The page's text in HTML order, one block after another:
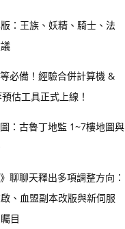
：王族、妖精、騎士、法
必備！經驗合併計算機 &
估工具正式上線！
：古魯丁地監 1~7樓地圖與
聊聊天釋出多項調整方向：
、血盟副本改版與新伺服
目